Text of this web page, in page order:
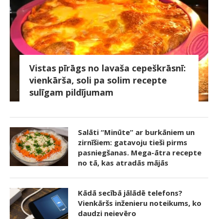
Vistas pīrāgs no lavaša cepeškrāsnī:
vienkārša, soli pa solim recepte
sulīgam pildījumam
Salāti “Minūte” ar burkāniem un
zirnīšiem: gatavoju tieši pirms
pasniegšanas. Mega-ātra recepte
no tā, kas atradās mājās
Kādā secībā jālādē telefons?
Vienkāršs inženieru noteikums, ko
daudzi neievēro